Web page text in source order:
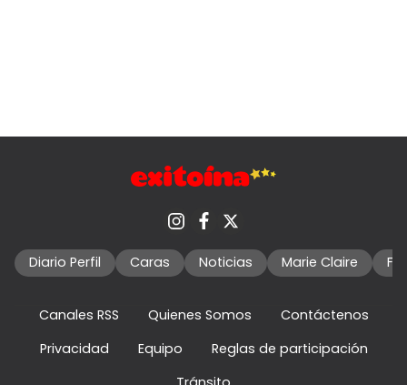
Diario Perfil Caras Noticias Marie Claire
Canales RSS Quienes Somos
Contáctenos
Privacidad
Equipo
Reglas de participación